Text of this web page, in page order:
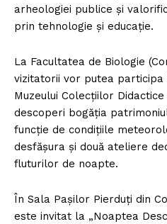
arheologiei publice şi
prin tehnologie şi educaţie.
La Facultatea de Biologie
vizitatorii vor putea
Muzeului Colecţiilor
descoperi bogăţia
funcţie de condiţiile
desfăşura şi două ateliere
fluturilor de noapte.
În Sala Paşilor Pierduţi din
este invitat la „Noaptea